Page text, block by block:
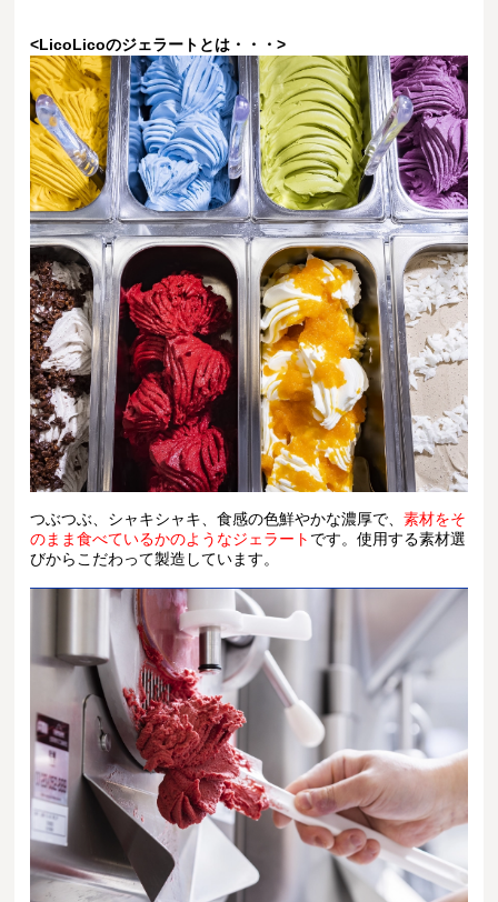
<LicoLicoのジェラートとは・・・>
つぶつぶ、シャキシャキ、食感の色鮮やかな濃厚で、素材をそ
のまま食べているかのようなジェラート です。使用する素材選
びからこだわって製造しています。